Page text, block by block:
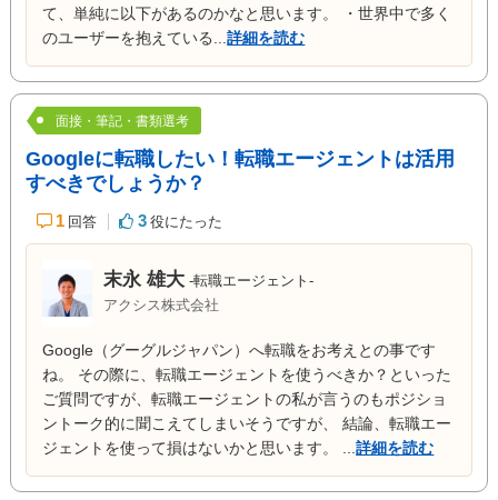
て、単純に以下があるのかなと思います。 ・世界中で多く
のユーザーを抱えている...詳細を読む
面接・筆記・書類選考
Googleに転職したい！転職エージェントは活用
すべきでしょうか？
1 回答 3 役にたった
末永 雄大 -転職エージェント-
アクシス株式会社
Google（グーグルジャパン）へ転職をお考えとの事です
ね。 その際に、転職エージェントを使うべきか？といった
ご質問ですが、転職エージェントの私が言うのもポジショ
ントーク的に聞こえてしまいそうですが、 結論、転職エー
ジェントを使って損はないかと思います。 ...詳細を読む